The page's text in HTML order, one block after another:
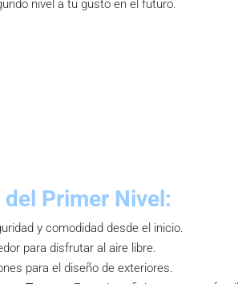
nivel a tu gusto en el futuro.
Primer Nivel:
y comodidad desde el inicio.
para disfrutar al aire libre.
para el diseño de exteriores.